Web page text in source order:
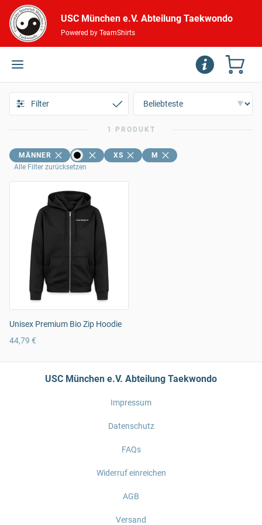
USC München e.V. Abteilung Taekwondo
Powered by TeamShirts
Filter
1 PRODUKT
MÄNNER XS
M
Alle Filter zurücksetzen
Unisex Premium Bio Zip Hoodie
44,79 €
USC München e.V. Abteilung Taekwondo
Impressum
Datenschutz
FAQs
Widerruf einreichen
AGB
Versand